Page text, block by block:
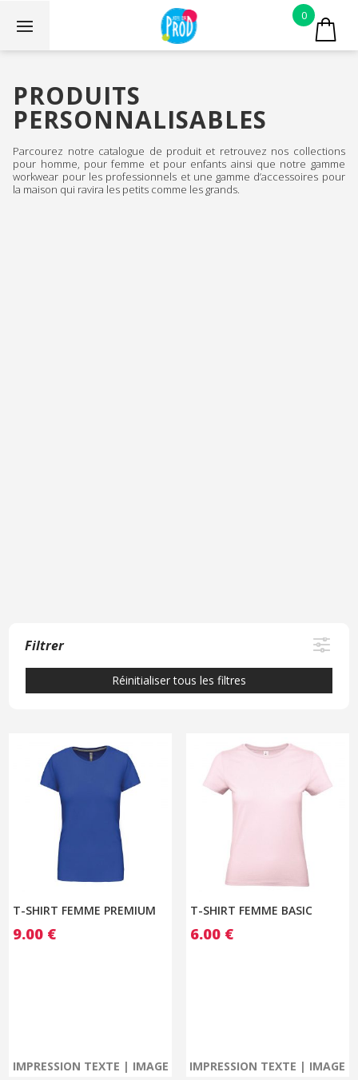
PRODUITS
PERSONNALISABLES
Parcourez notre catalogue de produit et retrouvez nos collections
pour homme, pour femme et pour enfants ainsi que notre gamme
workwear pour les professionnels et une gamme d’accessoires pour
la maison qui ravira les petits comme les grands.
Filtrer
Réinitialiser tous les filtres
T-SHIRT FEMME PREMIUM
9.00 €
IMPRESSION TEXTE | IMAGE
T-SHIRT FEMME BASIC
6.00 €
IMPRESSION TEXTE | IMAGE
0